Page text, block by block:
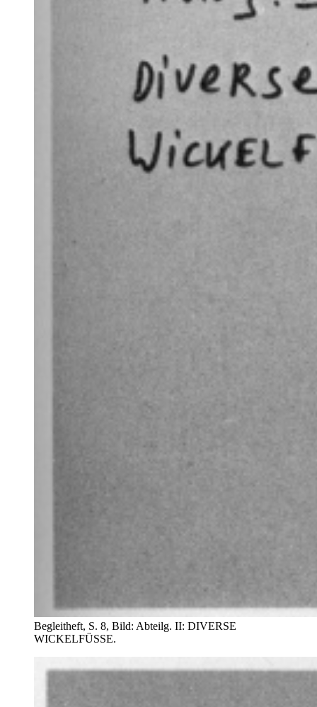
Begleitheft, S. 8, Bild: Abteilg. II: DIVERSE
WICKELFÜSSE.